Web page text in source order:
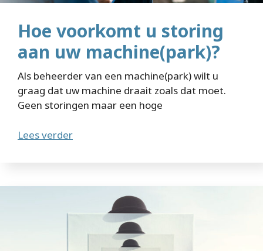
Hoe voorkomt u storing
aan uw machine(park)?
Als beheerder van een machine(park) wilt u
graag dat uw machine draait zoals dat moet.
Geen storingen maar een hoge
Lees verder